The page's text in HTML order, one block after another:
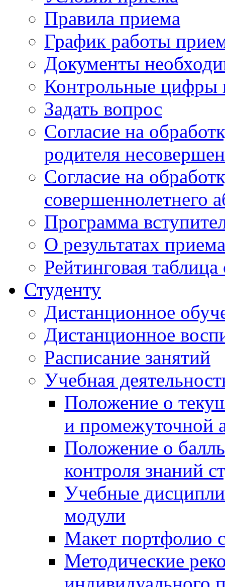
Правила приема
График работы
Документы
Контрольные цифры
Задать вопрос
Согласие на
родителя
Согласие на
совершеннолетнего
Программа
О результатах приема
Рейтинговая
Студенту
Дистанционное
Дистанционное
Расписание занятий
Учебная
Положение о
и промежуточной
Положение о
контроля знаний
Учебные
модули
Макет портфолио
Методические